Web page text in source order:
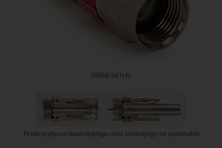
Widok od tyłu
Przekrój złącza niezaciśniętego oraz zaciśniętego na przewodzie